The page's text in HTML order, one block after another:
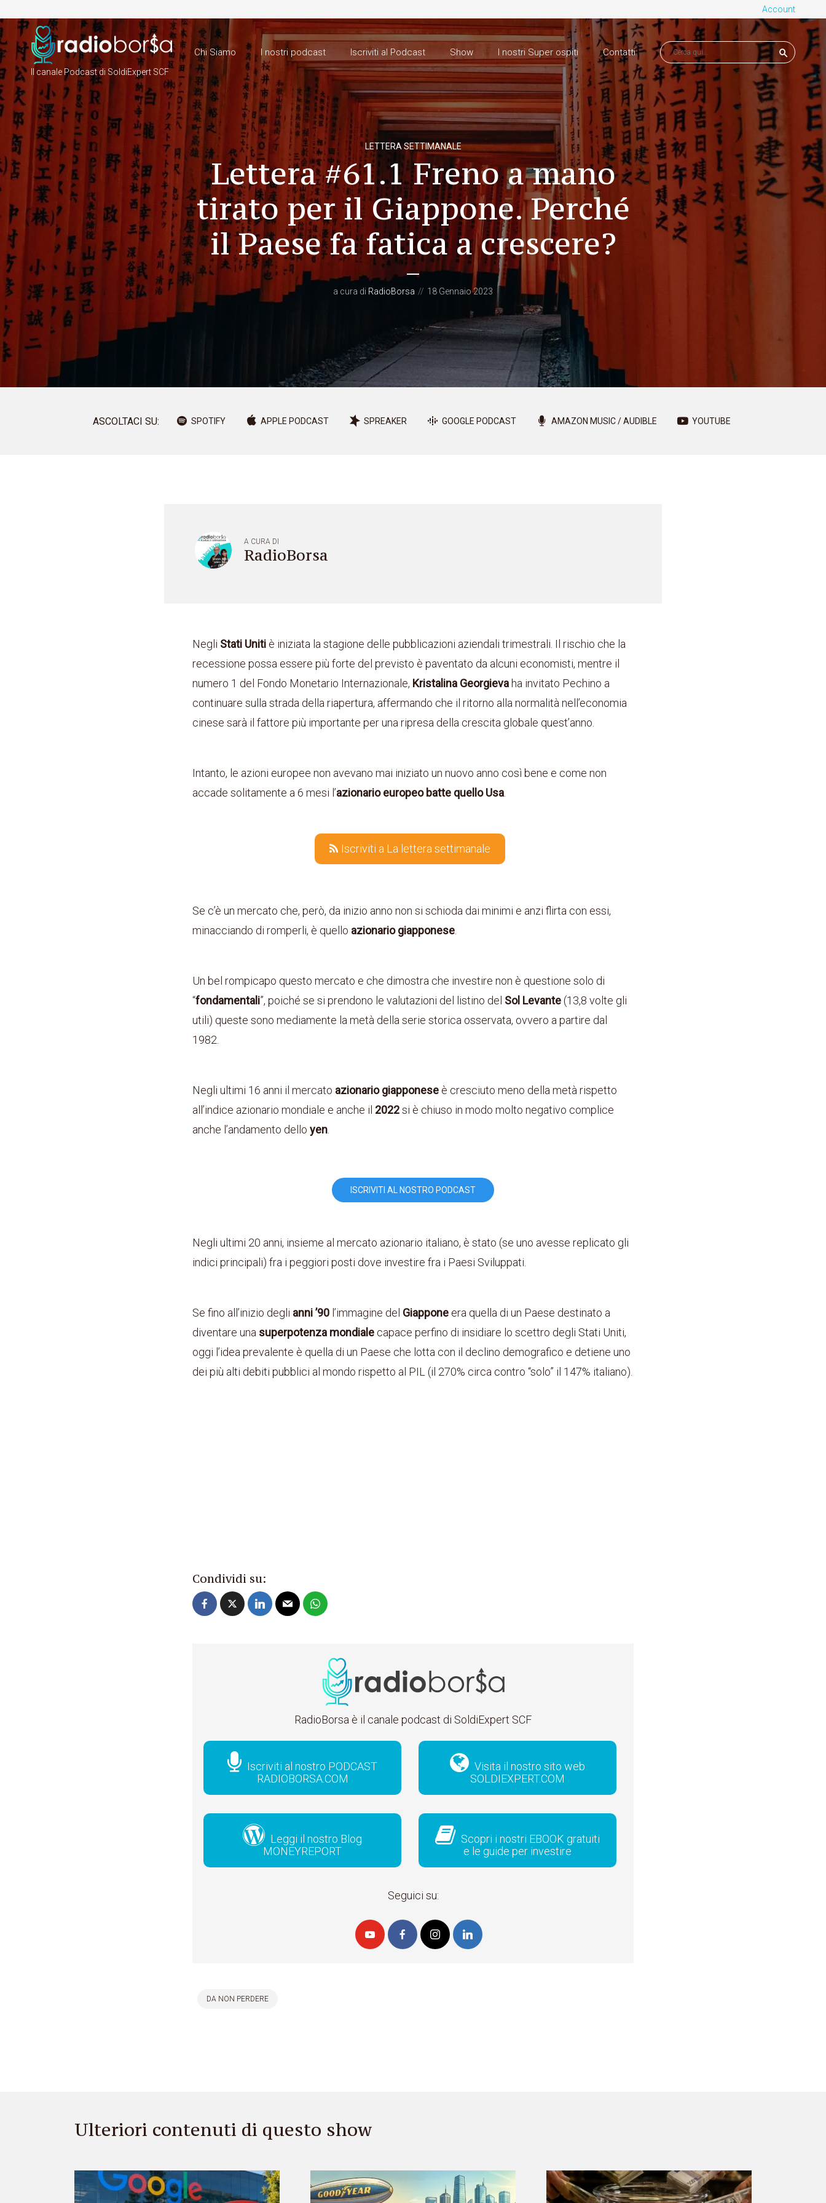
Account
Il canale Podcast di SoldiExpert SCF
Chi Siamo I nostri podcast Iscriviti al Podcast Show I nostri Super ospiti Contatti
LETTERA SETTIMANALE
Lettera #61.1 Freno a mano
tirato per il Giappone. Perché
il Paese fa fatica a crescere?
a cura di RadioBorsa 18 Gennaio 2023
ASCOLTACI SU: SPOTIFY APPLE PODCAST SPREAKER GOOGLE PODCAST AMAZON MUSIC / AUDIBLE YOUTUBE
A CURA DI
RadioBorsa
Negli Stati Uniti è iniziata la stagione delle pubblicazioni aziendali trimestrali. Il rischio che la
recessione possa essere più forte del previsto è paventato da alcuni economisti, mentre il
numero 1 del Fondo Monetario Internazionale, Kristalina Georgieva ha invitato Pechino a
continuare sulla strada della riapertura, affermando che il ritorno alla normalità nell’economia
cinese sarà il fattore più importante per una ripresa della crescita globale quest’anno.
Intanto, le azioni europee non avevano mai iniziato un nuovo anno così bene e come non
accade solitamente a 6 mesi l’azionario europeo batte quello Usa
Iscriviti a La lettera settimanale
Se c’è un mercato che, però, da inizio anno non si schioda dai minimi e anzi flirta con essi,
minacciando di romperli, è quello azionario giapponese
Un bel rompicapo questo mercato e che dimostra che investire non è questione solo di
“fondamentali”, poiché se si prendono le valutazioni del listino del Sol Levante(13,8 volte gli
utili) queste sono mediamente la metà della serie storica osservata, ovvero a partire dal
1982.
Negli ultimi 16 anni il mercato azionario giapponese è cresciuto meno della metà rispetto
all’indice azionario mondiale e anche il 2022si è chiuso in modo molto negativo complice
anche l’andamento dello yen
ISCRIVITI AL NOSTRO PODCAST
Negli ultimi 20 anni, insieme al mercato azionario italiano, è stato (se uno avesse replicato gli
indici principali) fra i peggiori posti dove investire fra i Paesi Sviluppati.
Se fino all’inizio degli anni ’90 l’immagine del Giappone era quella di un Paese destinato a
diventare una superpotenza mondiale capace perfino di insidiare lo scettro degli Stati Uniti,
oggi l’idea prevalente è quella di un Paese che lotta con il declino demografico e detiene uno
dei più alti debiti pubblici al mondo rispetto al PIL (il 270% circa contro “solo” il 147% italiano).
Condividi su:
RadioBorsa è il canale podcast di SoldiExpert SCF
Iscriviti al nostro PODCAST
RADIOBORSA.COM
Visita il nostro sito web
SOLDIEXPERT.COM
Leggi il nostro Blog
MONEYREPORT
Scopri i nostri EBOOK gratuiti
e le guide per investire
Seguici su:
DA NON PERDERE
Ulteriori contenuti di questo show